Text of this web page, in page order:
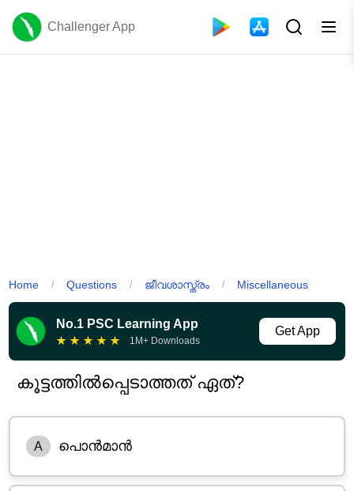
Challenger App
Home / Questions / ജീവശാസ്ത്രം / Miscellaneous
No.1 PSC Learning App
★ ★ ★ ★ ★ 1M+ Downloads
Get App
കൂട്ടത്തിൽപ്പെടാത്തത് ഏത്?
A പൊൻമാൻ